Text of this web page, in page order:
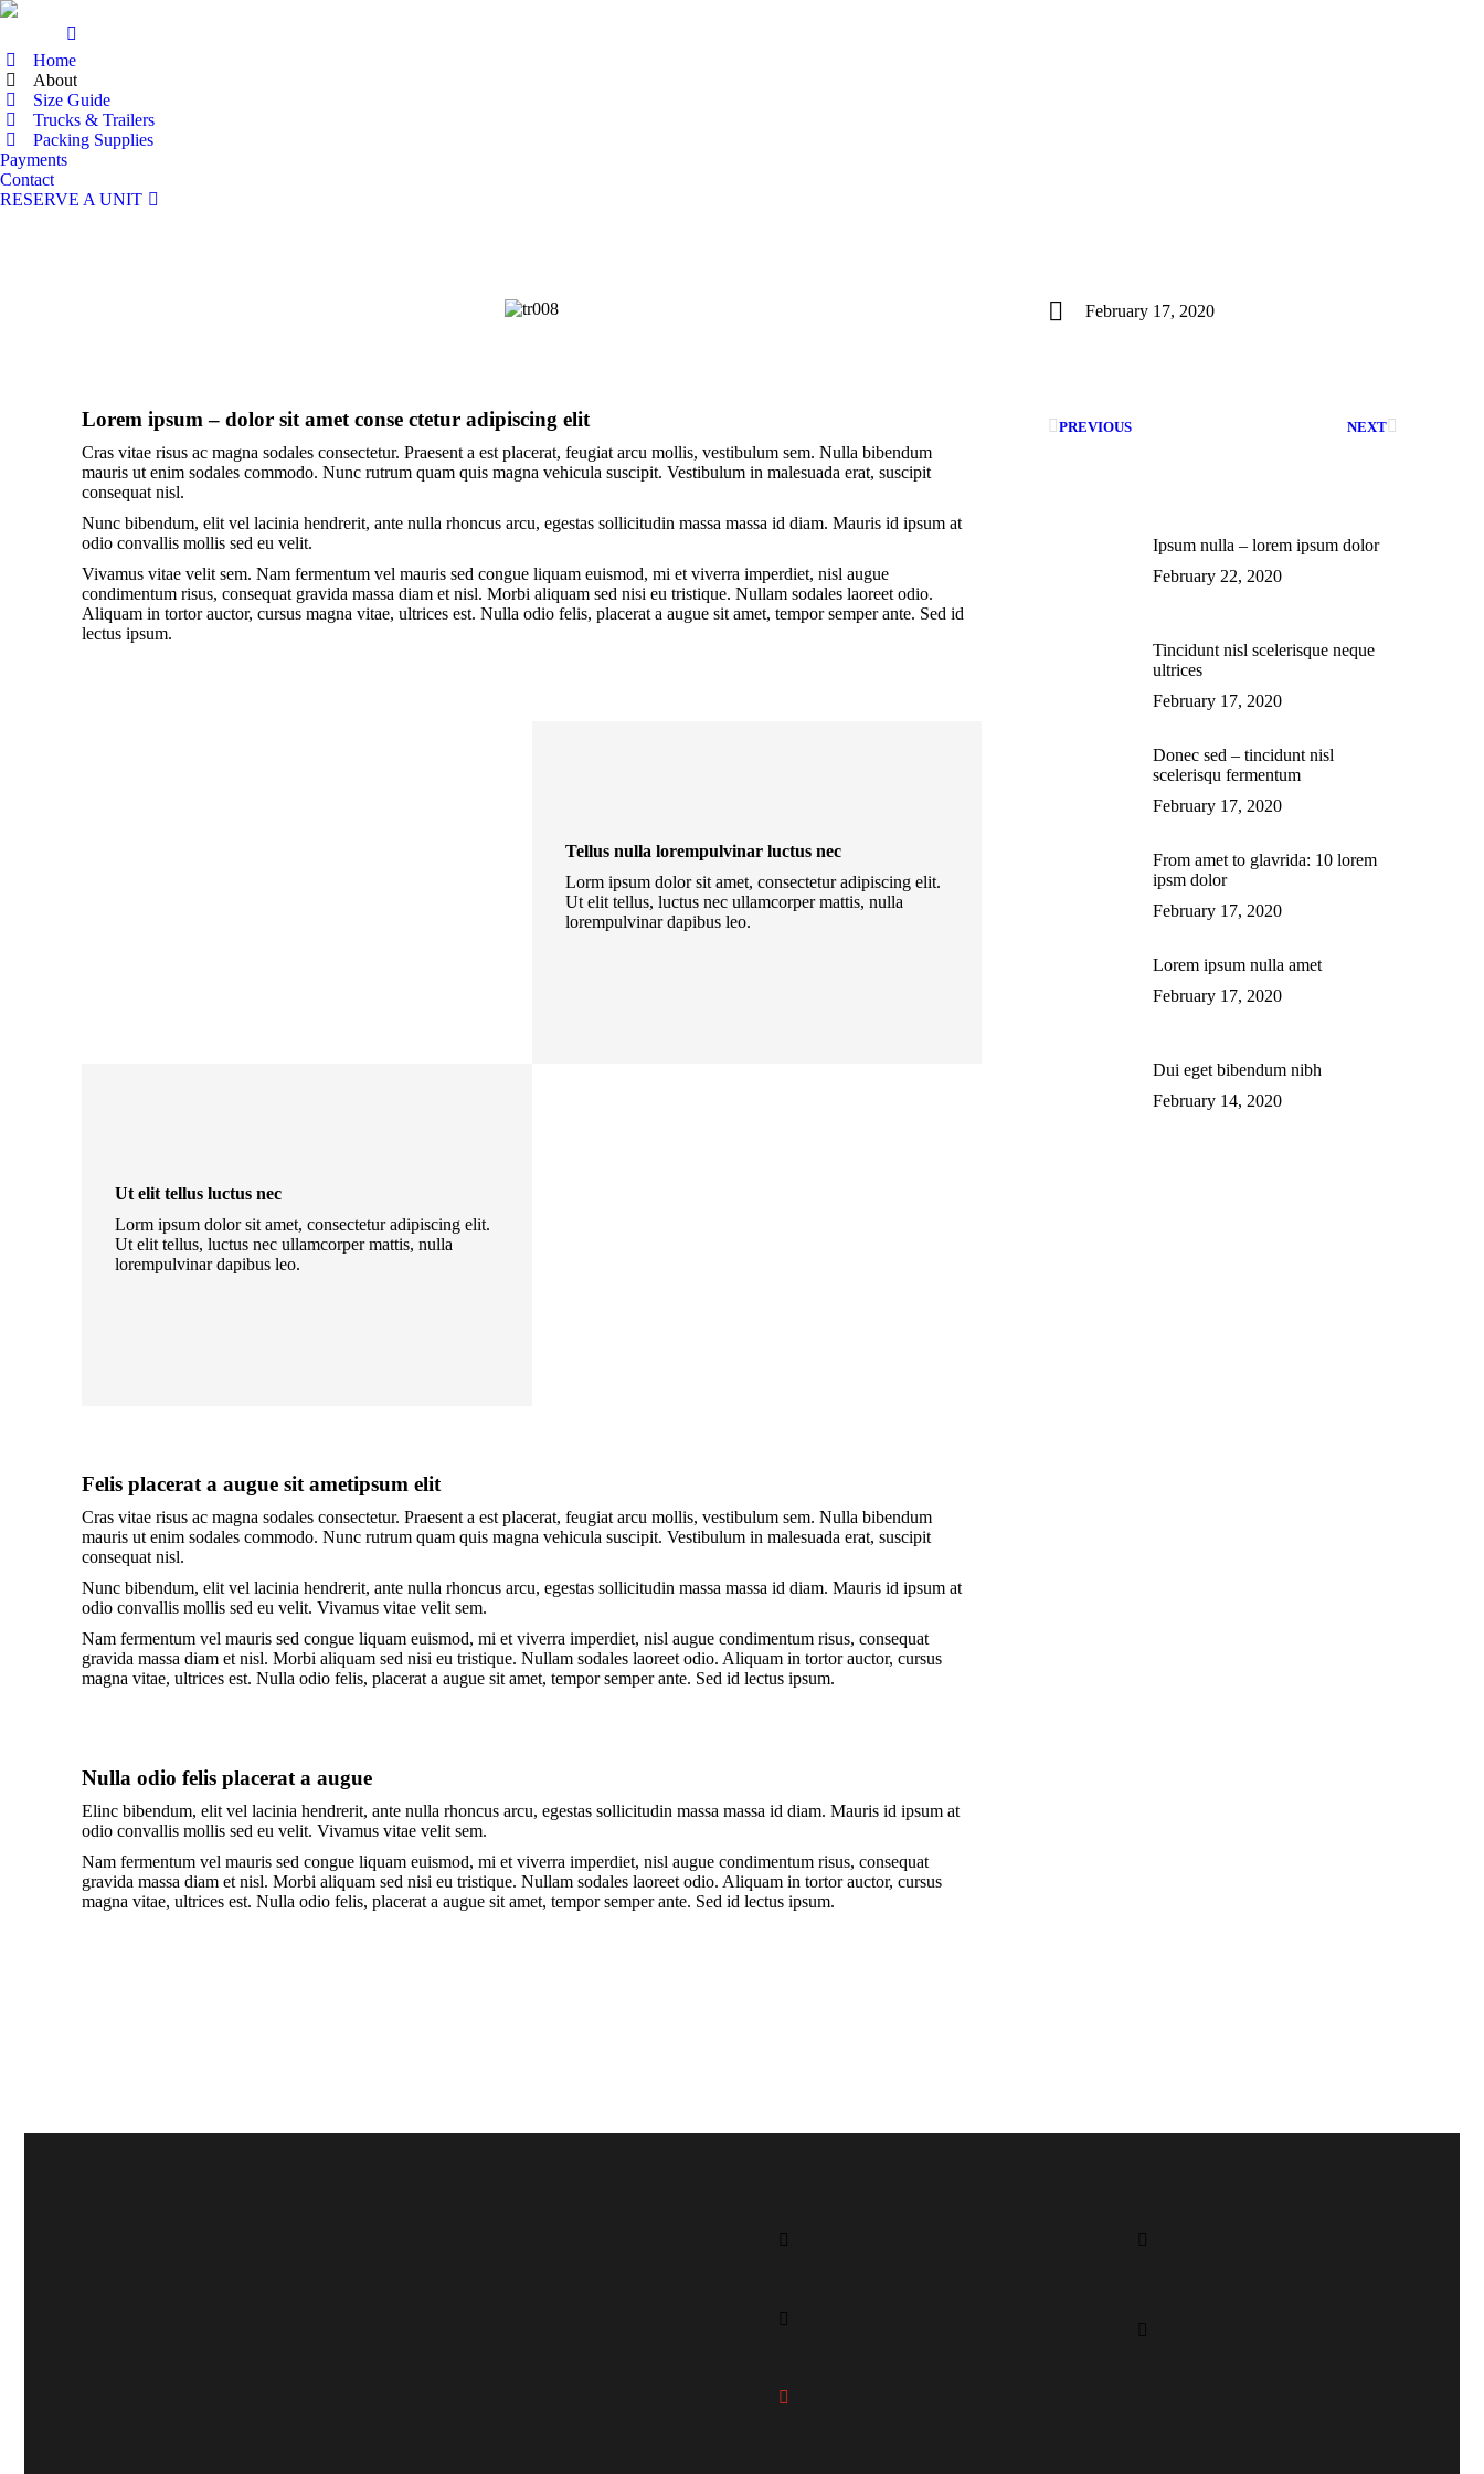
Home
About
Size Guide
Trucks & Trailers
Packing Supplies
Payments
Contact
RESERVE A UNIT
Lorem ipsum – dolor sit amet conse ctetur adipiscing elit
Cras vitae risus ac magna sodales consectetur. Praesent a est placerat, feugiat arcu mollis, vestibulum sem. Nulla bibendum
mauris ut enim sodales commodo. Nunc rutrum quam quis magna vehicula suscipit. Vestibulum in malesuada erat, suscipit
consequat nisl.
Nunc bibendum, elit vel lacinia hendrerit, ante nulla rhoncus arcu, egestas sollicitudin massa massa id diam. Mauris id ipsum at
odio convallis mollis sed eu velit.
Vivamus vitae velit sem. Nam fermentum vel mauris sed congue liquam euismod, mi et viverra imperdiet, nisl augue
condimentum risus, consequat gravida massa diam et nisl. Morbi aliquam sed nisi eu tristique. Nullam sodales laoreet odio.
Aliquam in tortor auctor, cursus magna vitae, ultrices est. Nulla odio felis, placerat a augue sit amet, tempor semper ante. Sed id
lectus ipsum.
Tellus nulla lorempulvinar luctus nec
Lorm ipsum dolor sit amet, consectetur adipiscing elit.
Ut elit tellus, luctus nec ullamcorper mattis, nulla
lorempulvinar dapibus leo.
Ut elit tellus luctus nec
Lorm ipsum dolor sit amet, consectetur adipiscing elit.
Ut elit tellus, luctus nec ullamcorper mattis, nulla
lorempulvinar dapibus leo.
Felis placerat a augue sit ametipsum elit
Cras vitae risus ac magna sodales consectetur. Praesent a est placerat, feugiat arcu mollis, vestibulum sem. Nulla bibendum
mauris ut enim sodales commodo. Nunc rutrum quam quis magna vehicula suscipit. Vestibulum in malesuada erat, suscipit
consequat nisl.
Nunc bibendum, elit vel lacinia hendrerit, ante nulla rhoncus arcu, egestas sollicitudin massa massa id diam. Mauris id ipsum at
odio convallis mollis sed eu velit. Vivamus vitae velit sem.
Nam fermentum vel mauris sed congue liquam euismod, mi et viverra imperdiet, nisl augue condimentum risus, consequat
gravida massa diam et nisl. Morbi aliquam sed nisi eu tristique. Nullam sodales laoreet odio. Aliquam in tortor auctor, cursus
magna vitae, ultrices est. Nulla odio felis, placerat a augue sit amet, tempor semper ante. Sed id lectus ipsum.
Nulla odio felis placerat a augue
Elinc bibendum, elit vel lacinia hendrerit, ante nulla rhoncus arcu, egestas sollicitudin massa massa id diam. Mauris id ipsum at
odio convallis mollis sed eu velit. Vivamus vitae velit sem.
Nam fermentum vel mauris sed congue liquam euismod, mi et viverra imperdiet, nisl augue condimentum risus, consequat
gravida massa diam et nisl. Morbi aliquam sed nisi eu tristique. Nullam sodales laoreet odio. Aliquam in tortor auctor, cursus
magna vitae, ultrices est. Nulla odio felis, placerat a augue sit amet, tempor semper ante. Sed id lectus ipsum.
February 17, 2020
PREVIOUS NEXT
Ipsum nulla – lorem ipsum dolor
February 22, 2020
Tincidunt nisl scelerisque neque
ultrices
February 17, 2020
Donec sed – tincidunt nisl
scelerisqu fermentum
February 17, 2020
From amet to glavrida: 10 lorem
ipsm dolor
February 17, 2020
Lorem ipsum nulla amet
February 17, 2020
Dui eget bibendum nibh
February 14, 2020